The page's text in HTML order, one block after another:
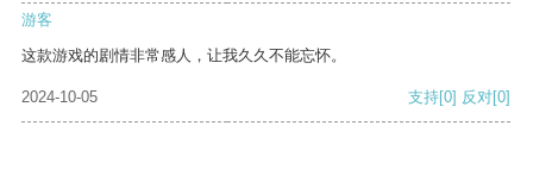
游客
这款游戏的剧情非常感人，让我久久不能忘怀。
2024-10-05 支持[0] 反对[0]